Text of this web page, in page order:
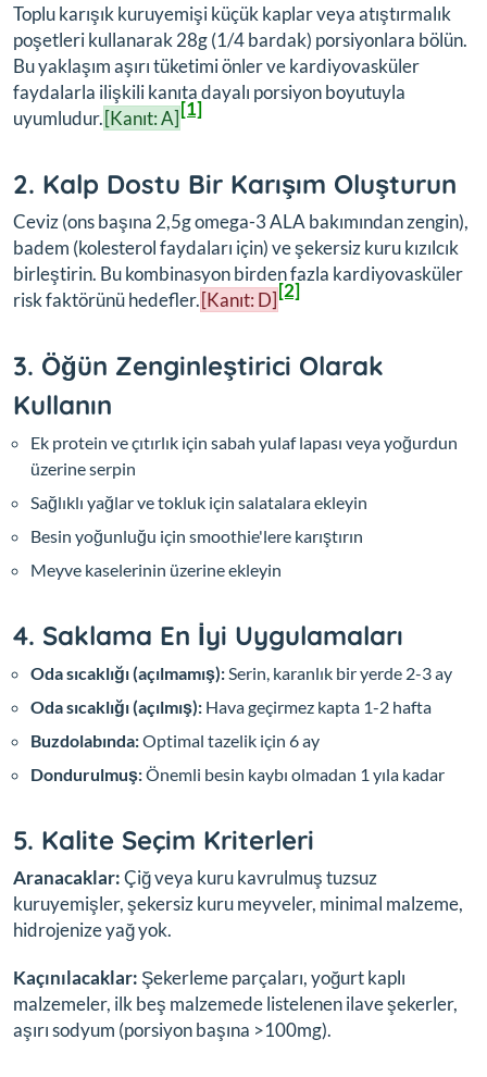
Toplu karışık kuruyemişi küçük kaplar veya atıştırmalık
poşetleri kullanarak 28g (1/4 bardak) porsiyonlara bölün.
Bu yaklaşım aşırı tüketimi önler ve kardiyovasküler
faydalarla ilişkili kanıta dayalı porsiyon boyutuyla
uyumludur.[Kanıt: A][1]
2. Kalp Dostu Bir Karışım Oluşturun
Ceviz (ons başına 2,5g omega-3 ALA bakımından zengin),
badem (kolesterol faydaları için) ve şekersiz kuru kızılcık
birleştirin. Bu kombinasyon birden fazla kardiyovasküler
risk faktörünü hedefler.[Kanıt: D][2]
3. Öğün Zenginleştirici Olarak
Kullanın
Ek protein ve çıtırlık için sabah yulaf lapası veya yoğurdun
üzerine serpin
Sağlıklı yağlar ve tokluk için salatalara ekleyin
Besin yoğunluğu için smoothie'lere karıştırın
Meyve kaselerinin üzerine ekleyin
4. Saklama En İyi Uygulamaları
Oda sıcaklığı (açılmamış): Serin, karanlık bir yerde 2-3 ay
Oda sıcaklığı (açılmış): Hava geçirmez kapta 1-2 hafta
Buzdolabında:Optimal tazelik için 6 ay
Dondurulmuş:Önemli besin kaybı olmadan 1 yıla kadar
5. Kalite Seçim Kriterleri
Aranacaklar:Çiğ veya kuru kavrulmuş tuzsuz
kuruyemişler, şekersiz kuru meyveler, minimal malzeme,
hidrojenize yağ yok.
Kaçınılacaklar: Şekerleme parçaları, yoğurt kaplı
malzemeler, ilk beş malzemede listelenen ilave şekerler,
aşırı sodyum (porsiyon başına >100mg).